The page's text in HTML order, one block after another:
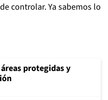
controlar. Ya sabemos lo
áreas protegidas y